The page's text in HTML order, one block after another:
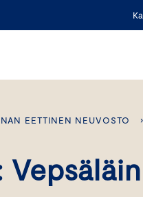
EETTINEN NEUVOSTO ›